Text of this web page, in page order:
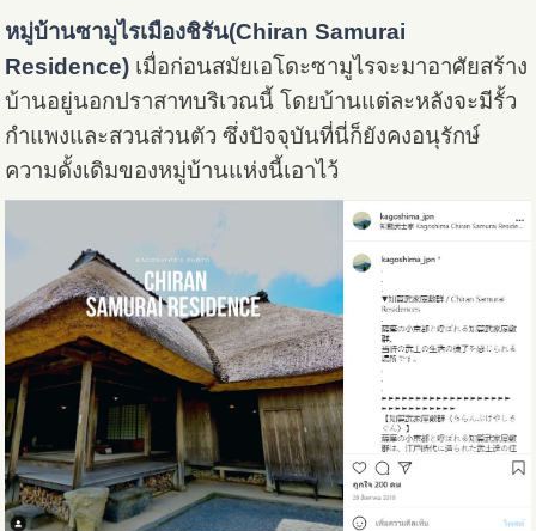
หมู่บ้านซามูไรเมืองชิรัน(Chiran Samurai
Residence) เมื่อก่อนสมัยเอโดะซามูไรจะมาอาศัยสร้าง
บ้านอยู่นอกปราสาทบริเวณนี้ โดยบ้านแต่ละหลังจะมีรั้ว
กำแพงและสวนส่วนตัว ซึ่งปัจจุบันที่นี่ก็ยังคงอนุรักษ์
ความดั้งเดิมของหมู่บ้านแห่งนี้เอาไว้